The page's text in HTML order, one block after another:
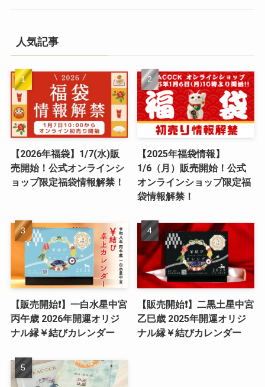
人気記事
【2026年福袋】1/7(水)販
売開始！公式オンラインシ
ョップ限定福袋情報解禁！
【2025年福袋情報】
1/6（月）販売開始！公式
オンラインショップ限定福
袋情報解禁！
【販売開始❗️】一白水星中宮
丙午歳 2026年開運オリジ
ナル縁￥結びカレンダー
【販売開始❗️】二黒土星中宮
乙巳歳 2025年開運オリジ
ナル縁￥結びカレンダー